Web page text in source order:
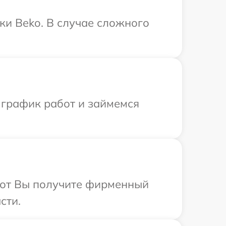
Beko. В случае сложного
работ и займемся
Вы получите фирменный